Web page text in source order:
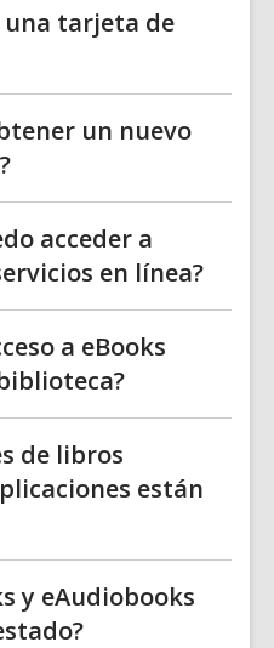
una tarjeta de
un nuevo
acceder a
en línea?
a eBooks
de libros
están
y eAudiobooks